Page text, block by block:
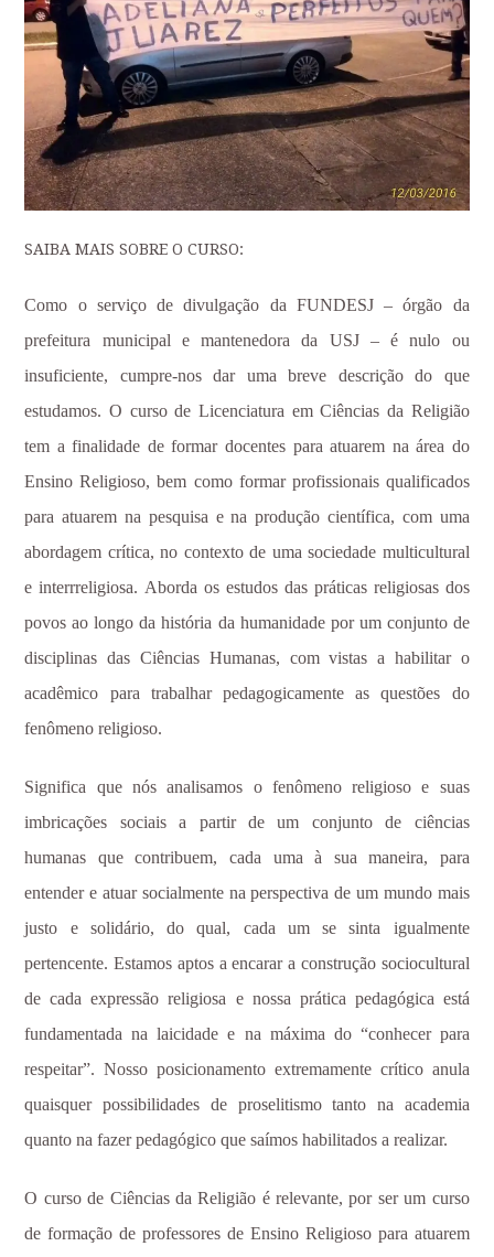
SAIBA MAIS SOBRE O CURSO:
Como o serviço de divulgação da FUNDESJ – órgão da
prefeitura municipal e mantenedora da USJ – é nulo ou
insuficiente, cumpre-nos dar uma breve descrição do que
estudamos. O curso de Licenciatura em Ciências da Religião
tem a finalidade de formar docentes para atuarem na área do
Ensino Religioso, bem como formar profissionais qualificados
para atuarem na pesquisa e na produção científica, com uma
abordagem crítica, no contexto de uma sociedade multicultural
e interrreligiosa. Aborda os estudos das práticas religiosas dos
povos ao longo da história da humanidade por um conjunto de
disciplinas das Ciências Humanas, com vistas a habilitar o
acadêmico para trabalhar pedagogicamente as questões do
fenômeno religioso.
Significa que nós analisamos o fenômeno religioso e suas
imbricações sociais a partir de um conjunto de ciências
humanas que contribuem, cada uma à sua maneira, para
entender e atuar socialmente na perspectiva de um mundo mais
justo e solidário, do qual, cada um se sinta igualmente
pertencente. Estamos aptos a encarar a construção sociocultural
de cada expressão religiosa e nossa prática pedagógica está
fundamentada na laicidade e na máxima do “conhecer para
respeitar”. Nosso posicionamento extremamente crítico anula
quaisquer possibilidades de proselitismo tanto na academia
quanto na fazer pedagógico que saímos habilitados a realizar.
O curso de Ciências da Religião é relevante, por ser um curso
de formação de professores de Ensino Religioso para atuarem